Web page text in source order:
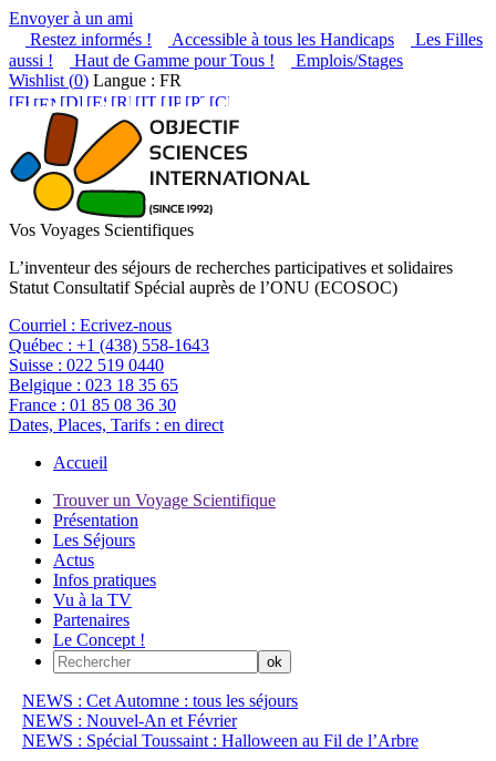
Envoyer à un ami
Restez informés !
Accessible à tous les Handicaps
Les Filles
aussi !
Haut de Gamme pour Tous !
Emplois/Stages
Wishlist (0) Langue : FR
Vos Voyages Scientifiques
L’inventeur des séjours de recherches participatives et solidaires
Statut Consultatif Spécial auprès de l’ONU (ECOSOC)
Courriel : Ecrivez-nous
Québec : +1 (438) 558-1643
Suisse : 022 519 0440
Belgique : 023 18 35 65
France : 01 85 08 36 30
Dates, Places, Tarifs : en direct
Accueil
Trouver un Voyage Scientifique
Présentation
Les Séjours
Actus
Infos pratiques
Vu à la TV
Partenaires
Le Concept !
NEWS : Cet Automne : tous les séjours
NEWS : Nouvel-An et Février
NEWS : Spécial Toussaint : Halloween au Fil de l’Arbre